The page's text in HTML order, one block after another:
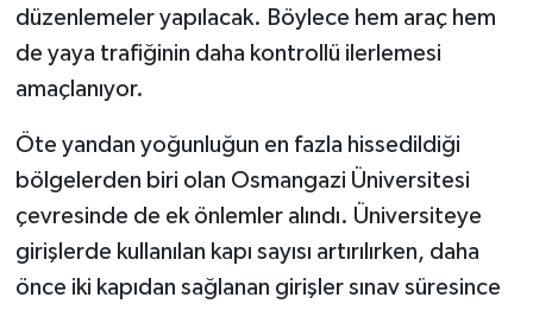
düzenlemeler yapılacak. Böylece hem araç hem
de yaya trafiğinin daha kontrollü ilerlemesi
amaçlanıyor.
Öte yandan yoğunluğun en fazla hissedildiği
bölgelerden biri olan Osmangazi Üniversitesi
çevresinde de ek önlemler alındı. Üniversiteye
girişlerde kullanılan kapı sayısı artırılırken, daha
önce iki kapıdan sağlanan girişler sınav süresince